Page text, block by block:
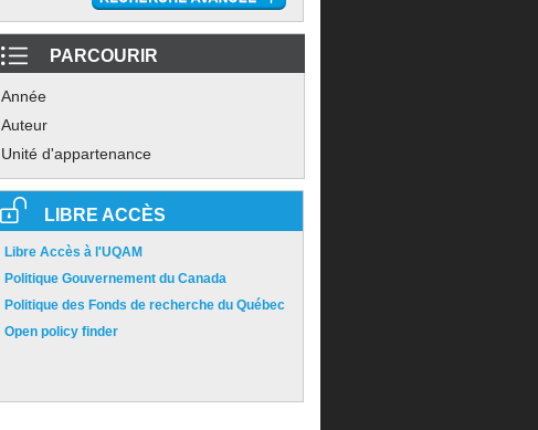
PARCOURIR
Année
Auteur
Unité d'appartenance
LIBRE ACCÈS
Libre Accès à l'UQAM
Politique Gouvernement du Canada
Politique des Fonds de recherche du Québec
Open policy finder